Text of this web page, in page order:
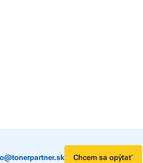
Chcem sa opýtať